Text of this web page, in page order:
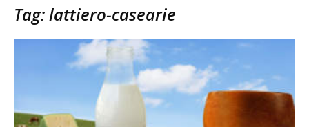
Tag: lattiero-casearie